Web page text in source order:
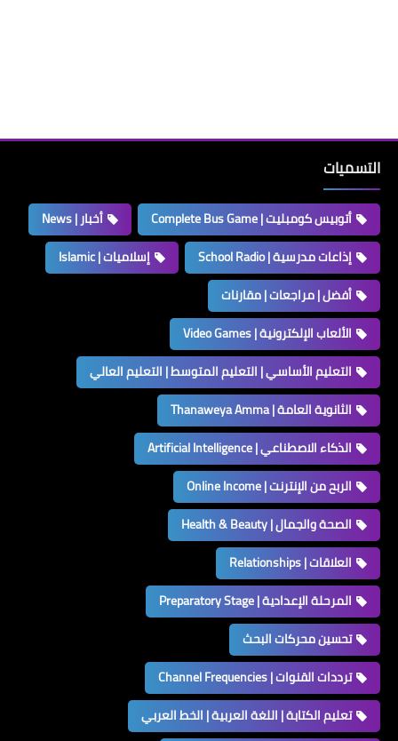
التسميات
أتوبيس كومبليت | Complete Bus Game
أخبار | News
إذاعات مدرسية | School Radio
إسلاميات | Islamic
أفضل | مراجعات | مقارنات
الألعاب الإلكترونية | Video Games
التعليم الأساسي | التعليم المتوسط | التعليم العالي
الثانوية العامة | Thanaweya Amma
الذكاء الاصطناعي | Artificial Intelligence
الربح من الإنترنت | Online Income
الصحة والجمال | Health & Beauty
العلاقات | Relationships
المرحلة الإعدادية | Preparatory Stage
تحسين محركات البحث
ترددات القنوات | Channel Frequencies
تعليم الكتابة | اللغة العربية | الخط العربي